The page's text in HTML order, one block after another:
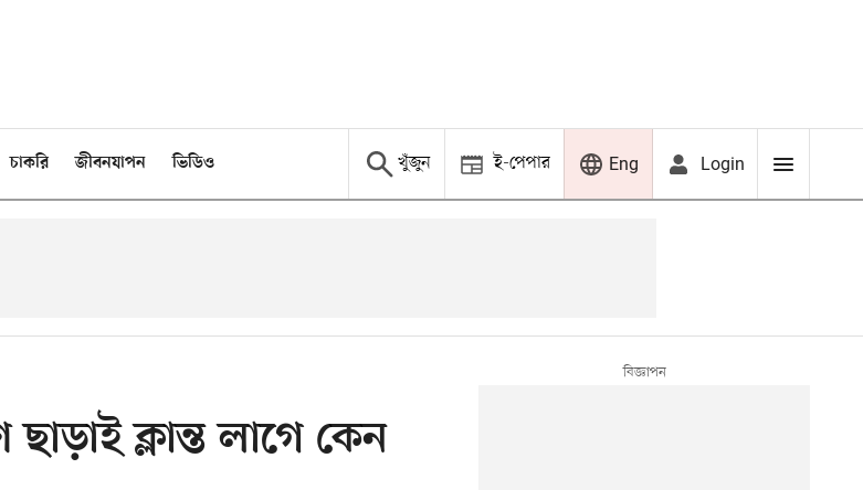
চাকরি জীবনযাপন ভিডিও খুঁজুন ই-পেপার Eng Login
ক্লান্ত লাগে কেন